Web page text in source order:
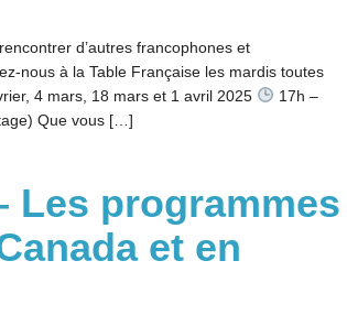
d’autres francophones et
nous à la Table Française les mardis toutes
4 mars, 18 mars et 1 avril 2025
17h –
Que vous […]
Les programmes
et en